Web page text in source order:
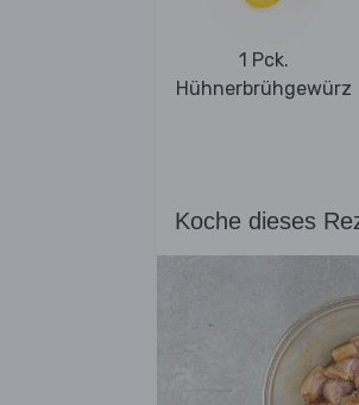
1 Pck.
Hühnerbrühgewürz
Koche dieses